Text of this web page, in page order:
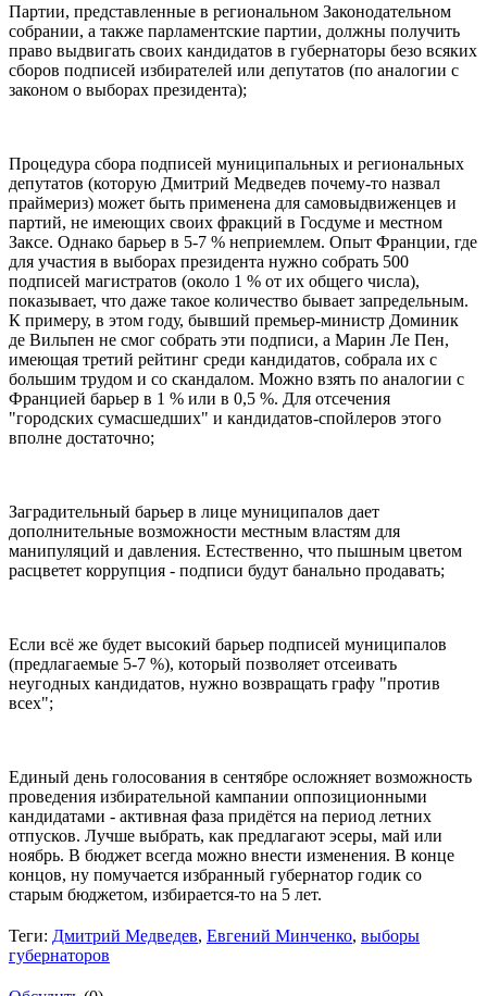
Партии, представленные в региональном Законодательном
собрании, а также парламентские партии, должны получить
право выдвигать своих кандидатов в губернаторы безо всяких
сборов подписей избирателей или депутатов (по аналогии с
законом о выборах президента);
Процедура сбора подписей муниципальных и региональных
депутатов (которую Дмитрий Медведев почему-то назвал
праймериз) может быть применена для самовыдвиженцев и
партий, не имеющих своих фракций в Госдуме и местном
Заксе. Однако барьер в 5-7 % неприемлем. Опыт Франции, где
для участия в выборах президента нужно собрать 500
подписей магистратов (около 1 % от их общего числа),
показывает, что даже такое количество бывает запредельным.
К примеру, в этом году, бывший премьер-министр Доминик
де Вильпен не смог собрать эти подписи, а Марин Ле Пен,
имеющая третий рейтинг среди кандидатов, собрала их с
большим трудом и со скандалом. Можно взять по аналогии с
Францией барьер в 1 % или в 0,5 %. Для отсечения
"городских сумасшедших" и кандидатов-спойлеров этого
вполне достаточно;
Заградительный барьер в лице муниципалов дает
дополнительные возможности местным властям для
манипуляций и давления. Естественно, что пышным цветом
расцветет коррупция - подписи будут банально продавать;
Если всё же будет высокий барьер подписей муниципалов
(предлагаемые 5-7 %), который позволяет отсеивать
неугодных кандидатов, нужно возвращать графу "против
всех";
Единый день голосования в сентябре осложняет возможность
проведения избирательной кампании оппозиционными
кандидатами - активная фаза придётся на период летних
отпусков. Лучше выбрать, как предлагают эсеры, май или
ноябрь. В бюджет всегда можно внести изменения. В конце
концов, ну помучается избранный губернатор годик со
старым бюджетом, избирается-то на 5 лет.
Теги: Дмитрий Медведев, Евгений Минченко, выборы
губернаторов